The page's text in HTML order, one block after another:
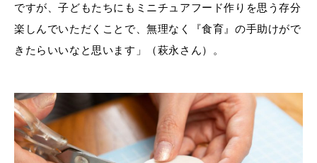
ですが、子どもたちにもミニチュアフード作りを思う存分
楽しんでいただくことで、無理なく『食育』の手助けがで
きたらいいなと思います」（萩永さん）。